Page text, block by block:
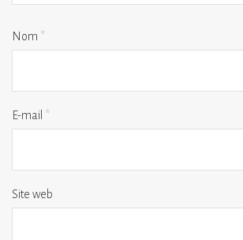
Nom *
E-mail *
Site web